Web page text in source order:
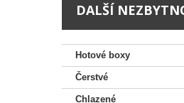
DALŠÍ
Hotové boxy
Čerstvé
Chlazené